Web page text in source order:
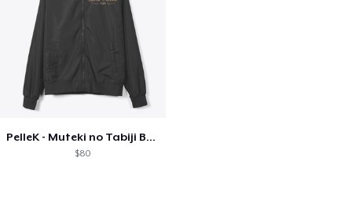
PelleK - Muteki no Tabiji Bomber Jacket
$80